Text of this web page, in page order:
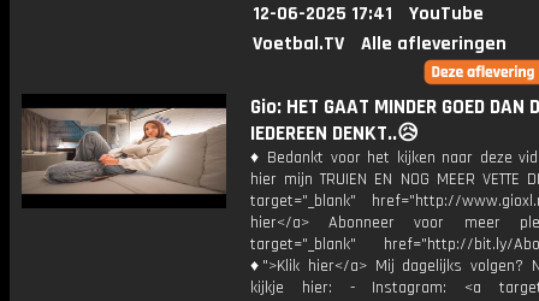
12-06-2025 17:41
YouTube
Voetbal.TV
Alle afleveringen
Gio: HET GAAT MINDER GOED DAN
IEDEREEN DENKT..😥
♦ Bedankt voor het kijken naar deze
hier mijn TRUIEN EN NOG MEER VETTE
target="_blank" href="http://
hier</a> Abonneer voor meer
target="_blank" href="http://bit.ly/
♦">Klik hier</a> Mij dagelijks volgen?
kijkje hier: - Instagram: <a